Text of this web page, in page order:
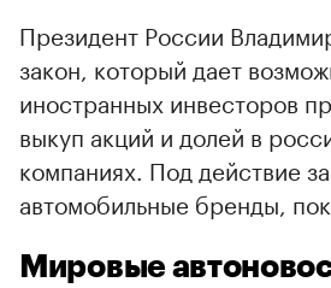
Президент России
закон, который дает
иностранных инвесторов
выкуп акций и долей в
компаниях. Под действие
автомобильные бренды,
Мировые